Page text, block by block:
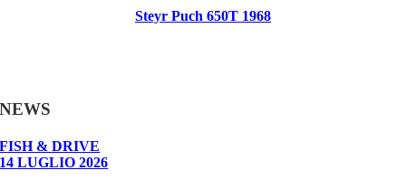
Steyr Puch 650T 1968
NEWS
FISH & DRIVE
14 LUGLIO 2026